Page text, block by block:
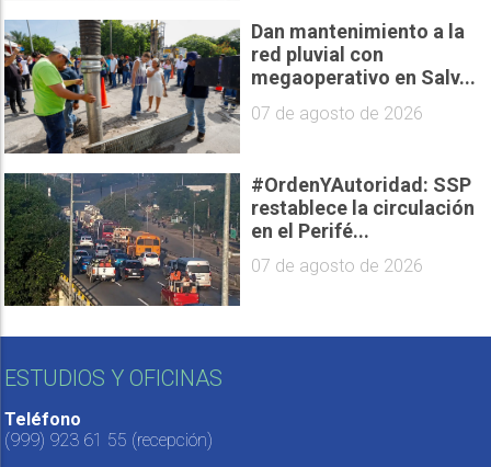
Dan mantenimiento a la
red pluvial con
megaoperativo en Salv...
07 de agosto de 2026
#OrdenYAutoridad: SSP
restablece la circulación
en el Perifé...
07 de agosto de 2026
ESTUDIOS Y OFICINAS
Teléfono
(999) 923 61 55 (recepción)